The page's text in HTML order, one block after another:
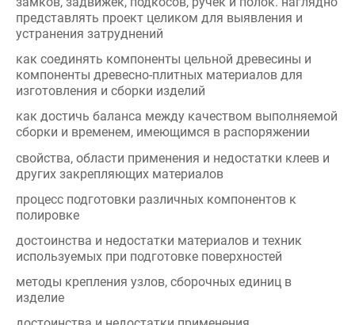
как соединять компоненты цельной древесины и
компоненты древесно-плитных материалов для
изготовления и сборки изделий
как достичь баланса между качеством выполняемой
сборки и временем, имеющимся в распоряжении
других закрепляющих материалов
полировке
используемых при подготовке поверхностей
методы крепления узлов, сборочных единиц в
изделие
достоинства и недостатки применения
полировочных материалов и средств
важность проверки отделки на соответствие